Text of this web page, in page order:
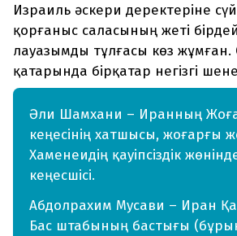
Израиль әскери деректеріне
қорғаныс саласының жеті
лауазымды тұлғасы көз
қатарында бірқатар негізгі
Әли Шамхани – Иранның
кеңесінің хатшысы, жоғарғы
Хаменеидің қауіпсіздік
кеңесшісі.
Абдолрахим Мусави – Иран
Бас штабының бастығы